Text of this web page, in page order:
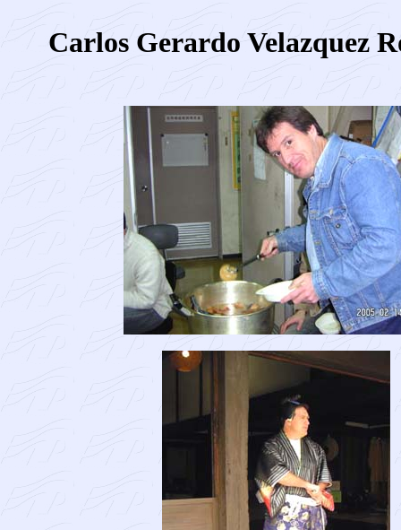
Carlos Gerardo Velazquez